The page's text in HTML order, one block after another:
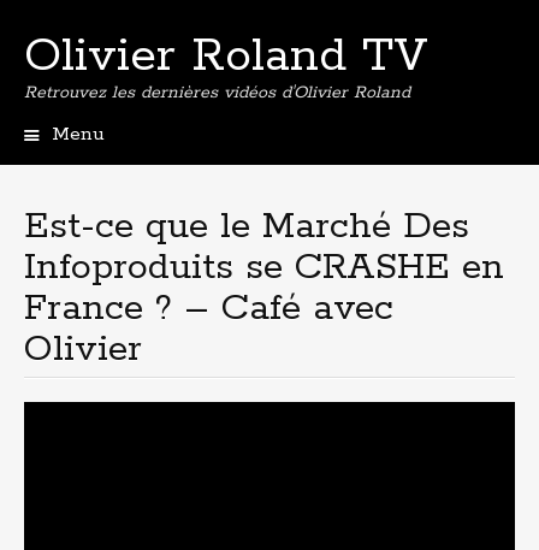
Olivier Roland TV
Retrouvez les dernières vidéos d'Olivier Roland
Menu
principal
Est-ce que le Marché Des
Infoproduits se CRASHE en
France ? – Café avec
Olivier